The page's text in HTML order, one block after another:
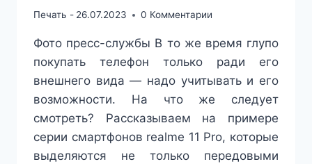
Печать - 26.07.2023 0 Комментарии
Фото пресс-службы В то же время глупо
покупать телефон только ради его
внешнего вида — надо учитывать и его
возможности. На что же следует
смотреть? Рассказываем на примере
серии смартфонов realme 11 Pro, которые
выделяются не только передовыми